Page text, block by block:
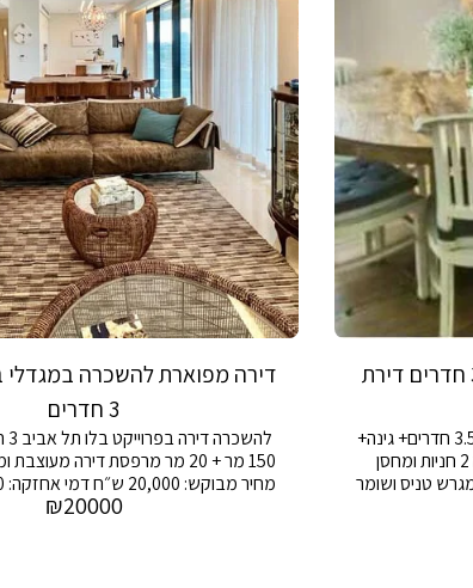
להשכרה בבניין בלו תל אביב, 3 חדרים דירת
להשכרה דירת גן בפרויקט בלו תל אביב 3.5 חדרים+ גינה+
בריכה פרטית כ135 מר+ 120 מר גינה 2 חניות ומחסן
טניס ושומר
דירה מפוארת להשכרה במגדלי
3 חדרים
150 מר + 20 מר מרפסת
בריכת שחיה, חדר כושר, טניס, חניה
₪20000